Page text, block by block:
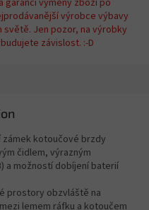
garanci výměny zboží po
výrobce výbavy
Jen pozor, na výrobky
závislost. :-D
kotoučové brzdy
čidlem, výrazným
a možností dobíjení baterií
prostory obzvláště na
lemem ráfku a kotoučem